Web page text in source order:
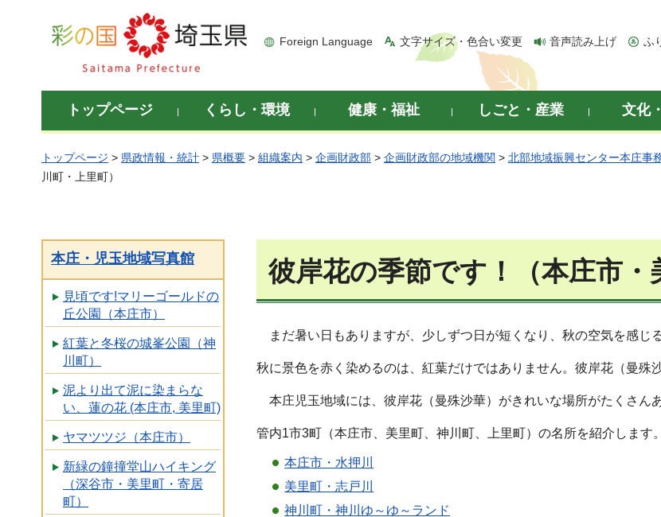
彩の国 埼玉県
Foreign Language 文字サイズ・色合い変更 音声読み上げ ふ
トップページ くらし・環境 健康・福祉 しごと・産業 文化
トップページ > 県政情報・統計 > 県概要 > 組織案内 > 企画財政部 > 企画財政部の地域機関 > 北部地域振興センター本庄事
川町・上里町）
本庄・児玉地域写真館
見頃です!マリーゴールドの
丘公園（本庄市）
紅葉と冬桜の城峯公園（神
川町）
泥より出て泥に染まらな
い、蓮の花 (本庄市, 美里町)
ヤマツツジ（本庄市）
新緑の鐘撞堂山ハイキング
（深谷市・美里町・寄居
町）
彼岸花の季節です！（本庄市
まだ暑い日もありますが、少しずつ日が短くなり、秋の空気を感じ
秋に景色を赤く染めるのは、紅葉だけではありません。彼岸花（曼殊
本庄児玉地域には、彼岸花（曼殊沙華）がきれいな場所がたくさんあ
管内1市3町（本庄市、美里町、神川町、上里町）の名所を紹介します
本庄市・水押川
美里町・志戸川
神川町・神川ゆ～ゆ～ランド